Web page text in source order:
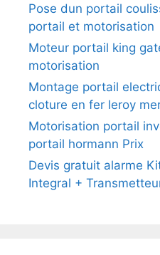
Pose dun portail
portail et motorisation
Moteur portail king
motorisation
Montage portail
cloture en fer leroy
Motorisation portail
portail hormann Prix
Devis gratuit alarme
Integral +